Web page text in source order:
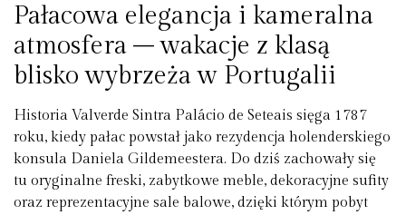
Pałacowa elegancja i kameralna
atmosfera – wakacje z klasą
blisko wybrzeża w Portugalii
Historia Valverde Sintra Palácio de Seteais sięga 1787
roku, kiedy pałac powstał jako rezydencja holenderskiego
konsula Daniela Gildemeestera. Do dziś zachowały się
tu oryginalne freski, zabytkowe meble, dekoracyjne sufity
oraz reprezentacyjne sale balowe, dzięki którym pobyt